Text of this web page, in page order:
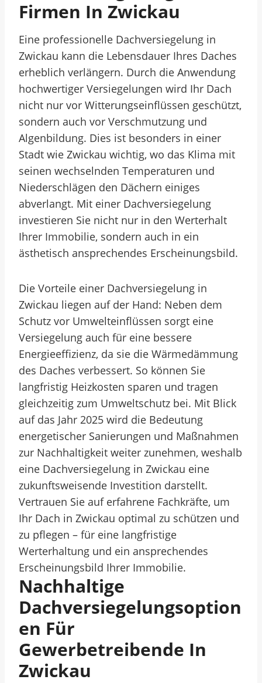
Firmen In Zwickau
Eine professionelle Dachversiegelung in
Zwickau kann die Lebensdauer Ihres Daches
erheblich verlängern. Durch die Anwendung
hochwertiger Versiegelungen wird Ihr Dach
nicht nur vor Witterungseinflüssen geschützt,
sondern auch vor Verschmutzung und
Algenbildung. Dies ist besonders in einer
Stadt wie Zwickau wichtig, wo das Klima mit
seinen wechselnden Temperaturen und
Niederschlägen den Dächern einiges
abverlangt. Mit einer Dachversiegelung
investieren Sie nicht nur in den Werterhalt
Ihrer Immobilie, sondern auch in ein
ästhetisch ansprechendes Erscheinungsbild.
Die Vorteile einer Dachversiegelung in
Zwickau liegen auf der Hand: Neben dem
Schutz vor Umwelteinflüssen sorgt eine
Versiegelung auch für eine bessere
Energieeffizienz, da sie die Wärmedämmung
des Daches verbessert. So können Sie
langfristig Heizkosten sparen und tragen
gleichzeitig zum Umweltschutz bei. Mit Blick
auf das Jahr 2025 wird die Bedeutung
energetischer Sanierungen und Maßnahmen
zur Nachhaltigkeit weiter zunehmen, weshalb
eine Dachversiegelung in Zwickau eine
zukunftsweisende Investition darstellt.
Vertrauen Sie auf erfahrene Fachkräfte, um
Ihr Dach in Zwickau optimal zu schützen und
zu pflegen – für eine langfristige
Werterhaltung und ein ansprechendes
Erscheinungsbild Ihrer Immobilie.
Nachhaltige
Dachversiegelungsoption
En Für
Gewerbetreibende In
Zwickau